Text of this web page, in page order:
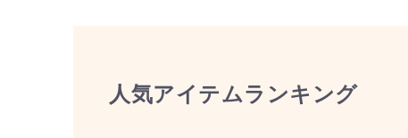
人気アイテムランキング